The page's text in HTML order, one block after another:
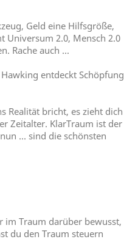
Geld eine Hilfsgröße,
Universum 2.0, Mensch 2.0
Rache auch ...
entdeckt Schöpfung
Realität bricht, es zieht dich
Zeitalter. KlarTraum ist der
... sind die schönsten
im Traum darüber bewusst,
du den Traum steuern